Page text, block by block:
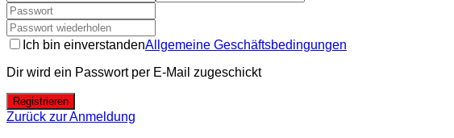
Ich bin einverstandenAllgemeine Geschäftsbedingungen
Dir wird ein Passwort per E-Mail zugeschickt
Registrieren
Zurück zur Anmeldung